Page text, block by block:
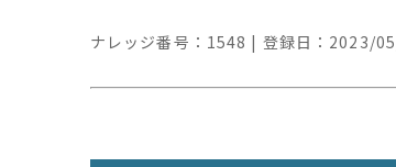
ナレッジ番号： 1548 | 登録日： 2023/